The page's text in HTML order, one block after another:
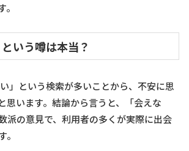
という噂は本当？
い」という検索が多いことから、不安に思
思います。結論から言うと、「会えな
派の意見で、利用者の多くが実際に出会